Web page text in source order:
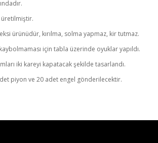
üretilmiştir.
ürünüdür, kırılma, solma yapmaz, kir tutmaz.
için tabla üzerinde oyuklar yapıldı.
iki kareyi kapatacak şekilde tasarlandı.
piyon ve 20 adet engel gönderilecektir.